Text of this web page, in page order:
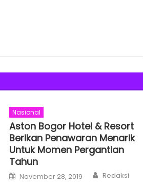
Nasional
Aston Bogor Hotel & Resort
Berikan Penawaran Menarik
Untuk Momen Pergantian
Tahun
Posted
on
November 28, 2019 Author
Redaksi